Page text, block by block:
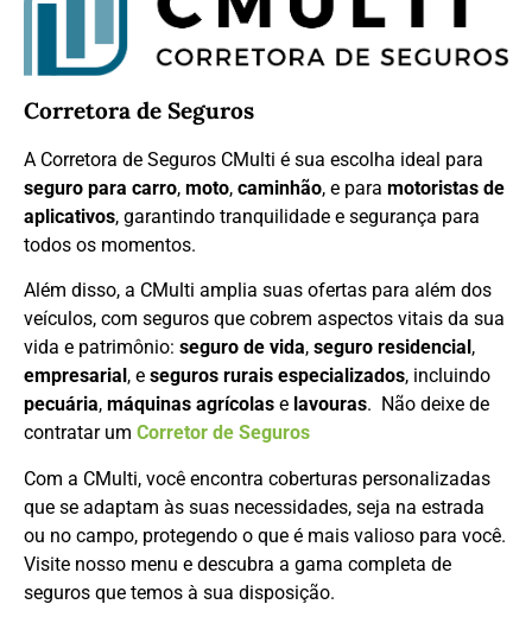
Corretora de Seguros
A Corretora de Seguros CMulti é sua escolha ideal para
seguro para carro, moto, caminhão, e para motoristas de
aplicativos, garantindo tranquilidade e segurança para
todos os momentos.
Além disso, a CMulti amplia suas ofertas para além dos
veículos, com seguros que cobrem aspectos vitais da sua
vida e patrimônio: seguro de vida, seguro residencial ,
empresarial , e seguros rurais especializados, incluindo
pecuária, máquinas agrícolas e lavouras. Não deixe de
contratar um Corretor de Seguros
Com a CMulti, você encontra coberturas personalizadas
que se adaptam às suas necessidades, seja na estrada
ou no campo, protegendo o que é mais valioso para você.
Visite nosso menu e descubra a gama completa de
seguros que temos à sua disposição.